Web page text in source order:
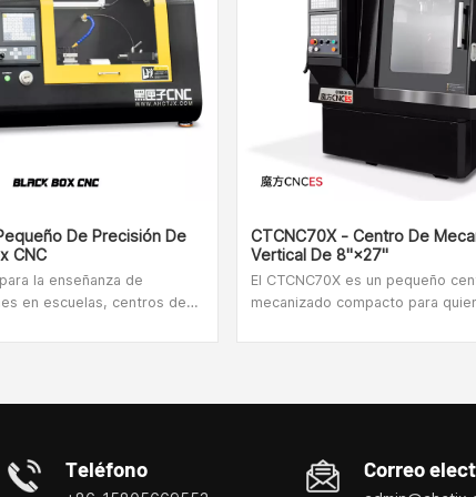
De Precisión De
CNC
la enseñanza de
en escuelas, centros de
investigación científica, y
y otros no. -metales
nailon y otros materiales
CTCNC70X - Centro De
Vertical De 8"×27"
El CTCNC70X es un pequeño
mecanizado compacto para
sus propios proyectos como
Teléfono Correo